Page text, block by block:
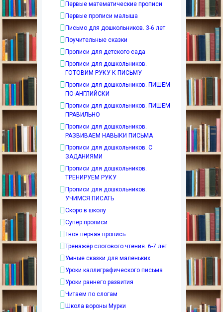
Первые математические прописи
Первые прописи малыша
Письмо для дошкольников. 3-6 лет
Поучительные сказки
Прописи для детского сада
Прописи для дошкольников.
ГОТОВИМ РУКУ К ПИСЬМУ
Прописи для дошкольников. ПИШЕМ
ПО-АНГЛИЙСКИ
Прописи для дошкольников. ПИШЕМ
ПРАВИЛЬНО
Прописи для дошкольников.
РАЗВИВАЕМ НАВЫКИ ПИСЬМА
Прописи для дошкольников. С
ЗАДАНИЯМИ
Прописи для дошкольников.
ТРЕНИРУЕМ РУКУ
Прописи для дошкольников.
УЧИМСЯ ПИСАТЬ
Скоро в школу
Супер прописи
Твоя первая пропись
Тренажёр слогового чтения. 6-7 лет
Умные сказки для маленьких
Уроки каллиграфического письма
Уроки раннего развития
Читаем по слогам
Школа вороны Мурки